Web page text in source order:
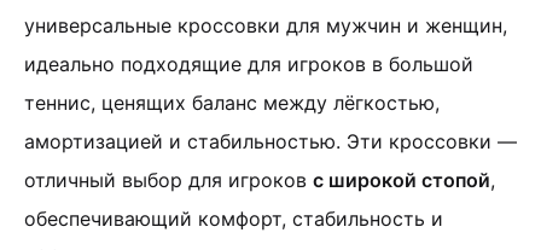
универсальные кроссовки для мужчин и женщин,
идеально подходящие для игроков в большой
теннис, ценящих баланс между лёгкостью,
амортизацией и стабильностью. Эти кроссовки —
отличный выбор для игроков с широкой стопой,
обеспечивающий комфорт, стабильность и